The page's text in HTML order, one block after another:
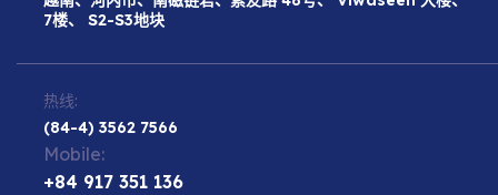
7楼、 S2-S3地块
热线:
(84-4) 3562 7566
Mobile:
+84 917 351 136